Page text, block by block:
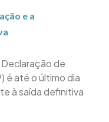
e a
de
é até o último dia
à saída definitiva